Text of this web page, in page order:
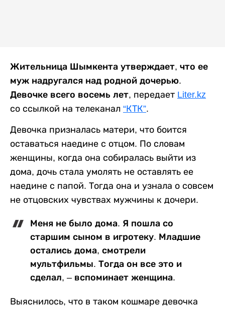
Жительница Шымкента утверждает, что ее
муж надругался над родной дочерью.
Девочке всего восемь лет, передает Liter.kz
со ссылкой на телеканал “КТК”.
Девочка призналась матери, что боится
оставаться наедине с отцом. По словам
женщины, когда она собиралась выйти из
дома, дочь стала умолять не оставлять ее
наедине с папой. Тогда она и узнала о совсем
не отцовских чувствах мужчины к дочери.
Меня не было дома. Я пошла со
старшим сыном в игротеку. Младшие
остались дома, смотрели
мультфильмы. Тогда он все это и
сделал, – вспоминает женщина.
Выяснилось, что в таком кошмаре девочка